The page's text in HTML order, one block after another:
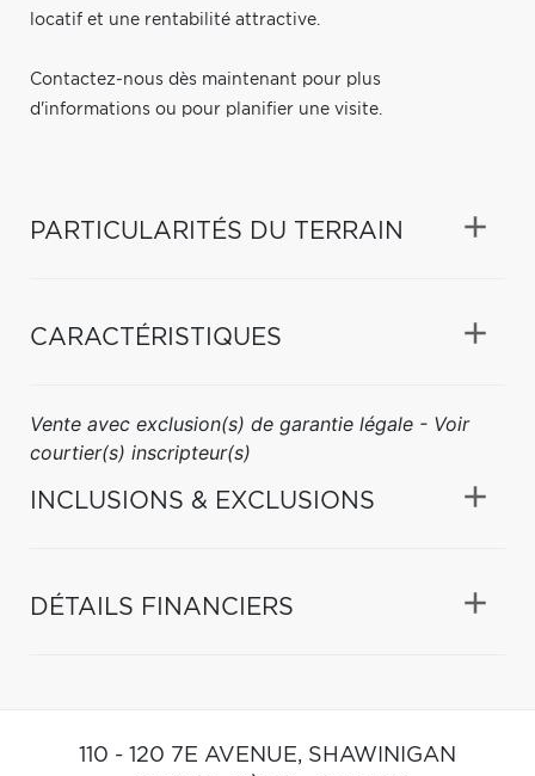
locatif et une rentabilité attractive.
Contactez-nous dès maintenant pour plus
d'informations ou pour planifier une visite.
PARTICULARITÉS DU TERRAIN
CARACTÉRISTIQUES
Vente avec exclusion(s) de garantie légale - Voir
courtier(s) inscripteur(s)
INCLUSIONS & EXCLUSIONS
DÉTAILS FINANCIERS
110 - 120 7E AVENUE, SHAWINIGAN